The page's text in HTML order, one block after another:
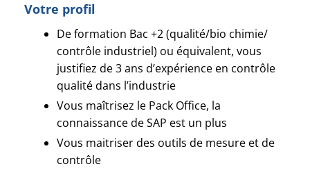
Votre profil
De formation Bac +2 (qualité/bio chimie/
contrôle industriel) ou équivalent, vous
justifiez de 3 ans d’expérience en contrôle
qualité dans l’industrie
Vous maîtrisez le Pack Office, la
connaissance de SAP est un plus
Vous maitriser des outils de mesure et de
contrôle